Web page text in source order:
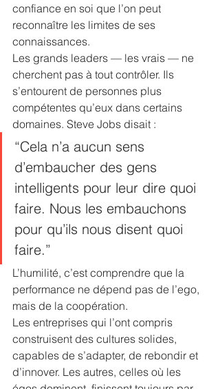
confiance en soi que l’on peut
reconnaître les limites de ses
connaissances.
Les grands leaders — les vrais — ne
cherchent pas à tout contrôler. Ils
s’entourent de personnes plus
compétentes qu’eux dans certains
domaines. Steve Jobs disait :
“Cela n’a aucun sens
d’embaucher des gens
intelligents pour leur dire quoi
faire. Nous les embauchons
pour qu’ils nous disent quoi
faire.”
L’humilité, c’est comprendre que la
performance ne dépend pas de l’ego,
mais de la coopération.
Les entreprises qui l’ont compris
construisent des cultures solides,
capables de s’adapter, de rebondir et
d’innover. Les autres, celles où les